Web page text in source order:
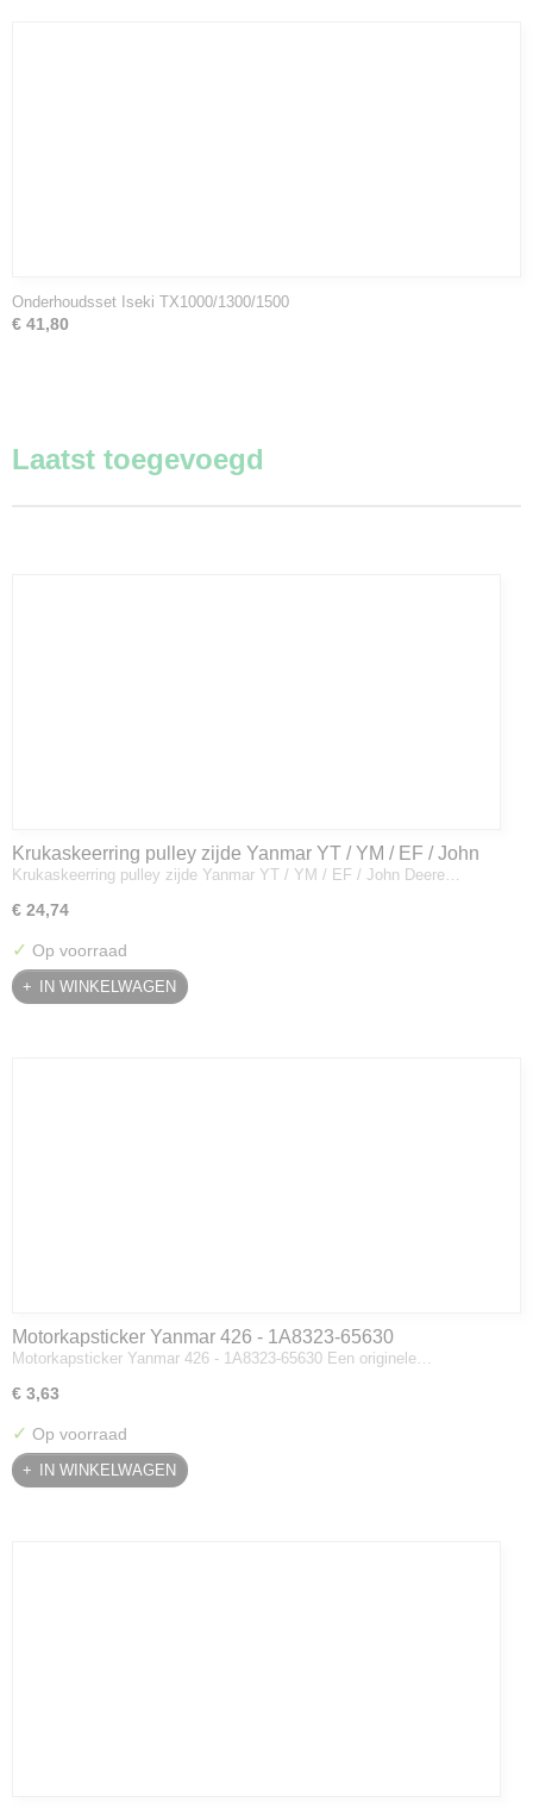
Onderhoudsset Iseki TX1000/1300/1500
€ 41,80
Laatst toegevoegd
Krukaskeerring pulley zijde Yanmar YT / YM / EF / John
Deere - 119934-01800
Krukaskeerring pulley zijde Yanmar YT / YM / EF / John Deere…
€ 24,74
✓ Op voorraad
IN WINKELWAGEN
Motorkapsticker Yanmar 426 - 1A8323-65630
Motorkapsticker Yanmar 426 - 1A8323-65630 Een originele…
€ 3,63
✓ Op voorraad
IN WINKELWAGEN